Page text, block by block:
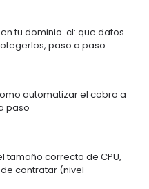
tu dominio .cl: que datos
paso a paso
automatizar el cobro a
paso
tamaño correcto de CPU,
contratar (nivel